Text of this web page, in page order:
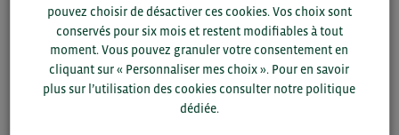
ACCÉDEZ À LA NOTE COMPLÈTE OCDE
pouvez choisir de désactiver ces cookies. Vos choix sont
conservés pour six mois et restent modifiables à tout
moment. Vous pouvez granuler votre consentement en
cliquant sur « Personnaliser mes choix ». Pour en savoir
plus sur l’utilisation des cookies consulter notre politique
dédiée.